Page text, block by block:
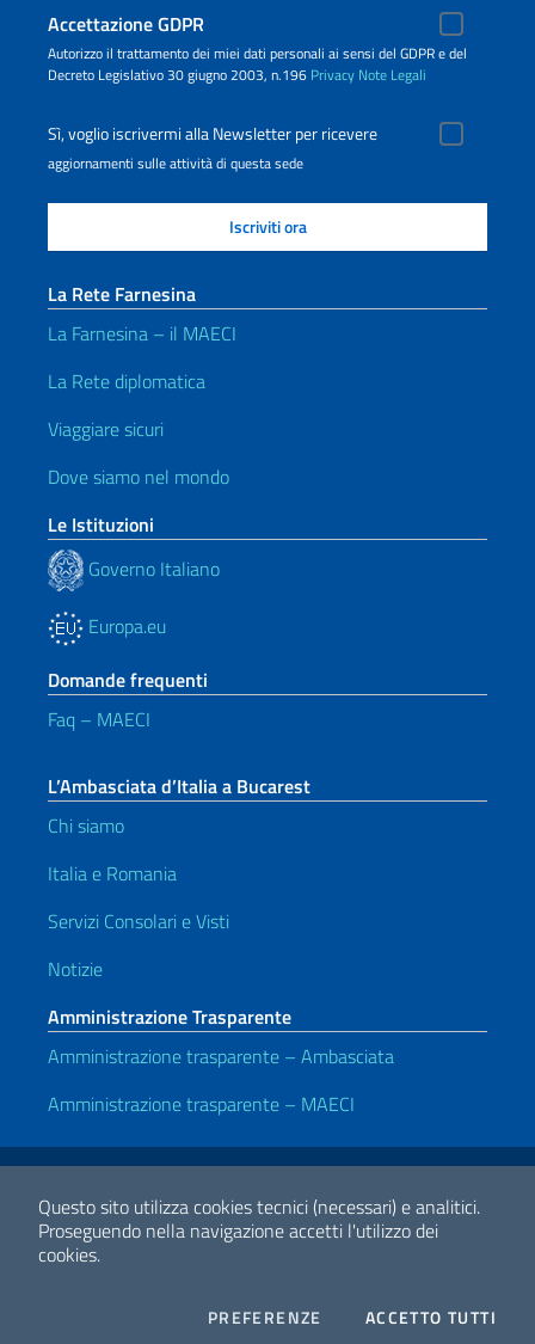
Questo sito utilizza cookies tecnici (necessari) e analitici.
Proseguendo nella navigazione accetti l'utilizzo dei
cookies.
PREFERENZE COOKIESACCETTO TUTTI
Accettazione GDPR
Autorizzo il trattamento dei miei dati personali ai sensi del GDPR e del
Decreto Legislativo 30 giugno 2003, n.196 Privacy Note Legali
Sì, voglio iscrivermi alla Newsletter per ricevere
aggiornamenti sulle attività di questa sede
La Rete Farnesina
La Farnesina – il MAECI
La Rete diplomatica
Viaggiare sicuri
Dove siamo nel mondo
Le Istituzioni
Governo Italiano
Europa.eu
Domande frequenti
Faq – MAECI
L’Ambasciata d’Italia a Bucarest
Chi siamo
Italia e Romania
Servizi Consolari e Visti
Notizie
Amministrazione Trasparente
Amministrazione trasparente – Ambasciata
Amministrazione trasparente – MAECI
Link Utili